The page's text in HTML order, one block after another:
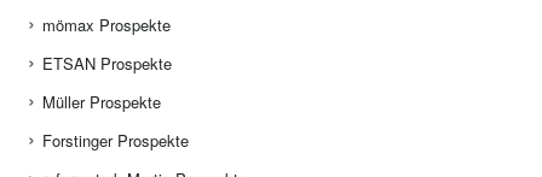
mömax Prospekte
ETSAN Prospekte
Müller Prospekte
Forstinger Prospekte